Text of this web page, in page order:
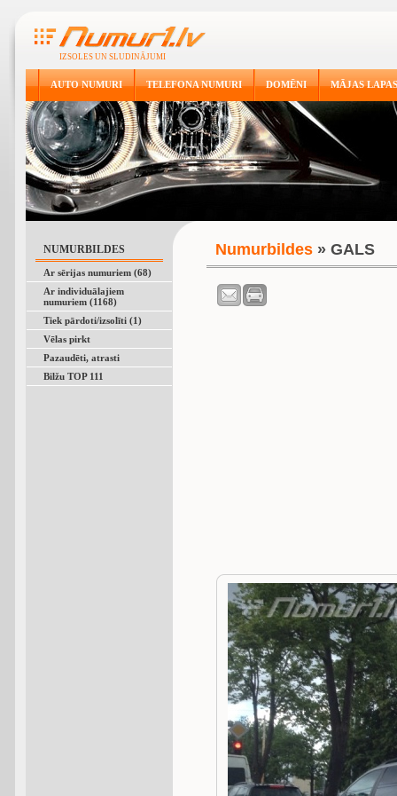
IZSOLES UN SLUDINĀJUMI
AUTO NUMURI TELEFONA NUMURI DOMĒNI MĀJAS LAPAS
NUMURBILDES
Ar sērijas numuriem (68)
Ar individuālajiem
numuriem (1168)
Tiek pārdoti/izsolīti (1)
Vēlas pirkt
Pazaudēti, atrasti
Bilžu TOP 111
Numurbildes» GALS